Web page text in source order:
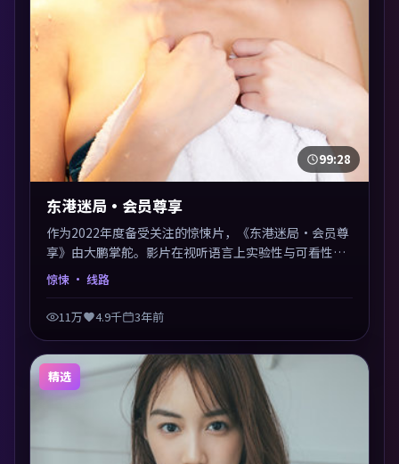
99:28
东港迷局·会员尊享
作为2022年度备受关注的惊悚片，《东港迷局·会员尊
享》由大鹏掌舵。影片在视听语言上实验性与可看性兼
顾，人物关系错综复杂，后劲十足。美术与服化还原年
惊悚 · 线路
11万 4.9千 3年前
精选